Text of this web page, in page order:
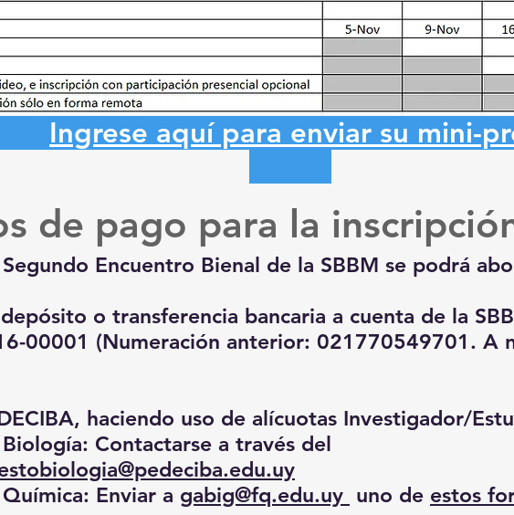
Ingrese aquí para enviar su mini-
de pago para la
Encuentro Bienal de la SBBM se podrá
o transferencia bancaria a cuenta de la
00001 (Numeración anterior: 021770549701. A
, haciendo uso de alícuotas Investigador/
Contactarse a través del
Enviar a gabig@fq.edu.uy uno de estos